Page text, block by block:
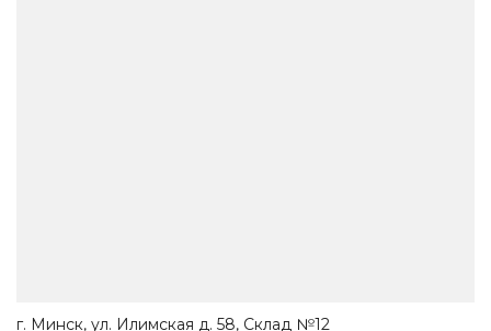
г. Минск, ул. Илимская д. 58, Склад №12